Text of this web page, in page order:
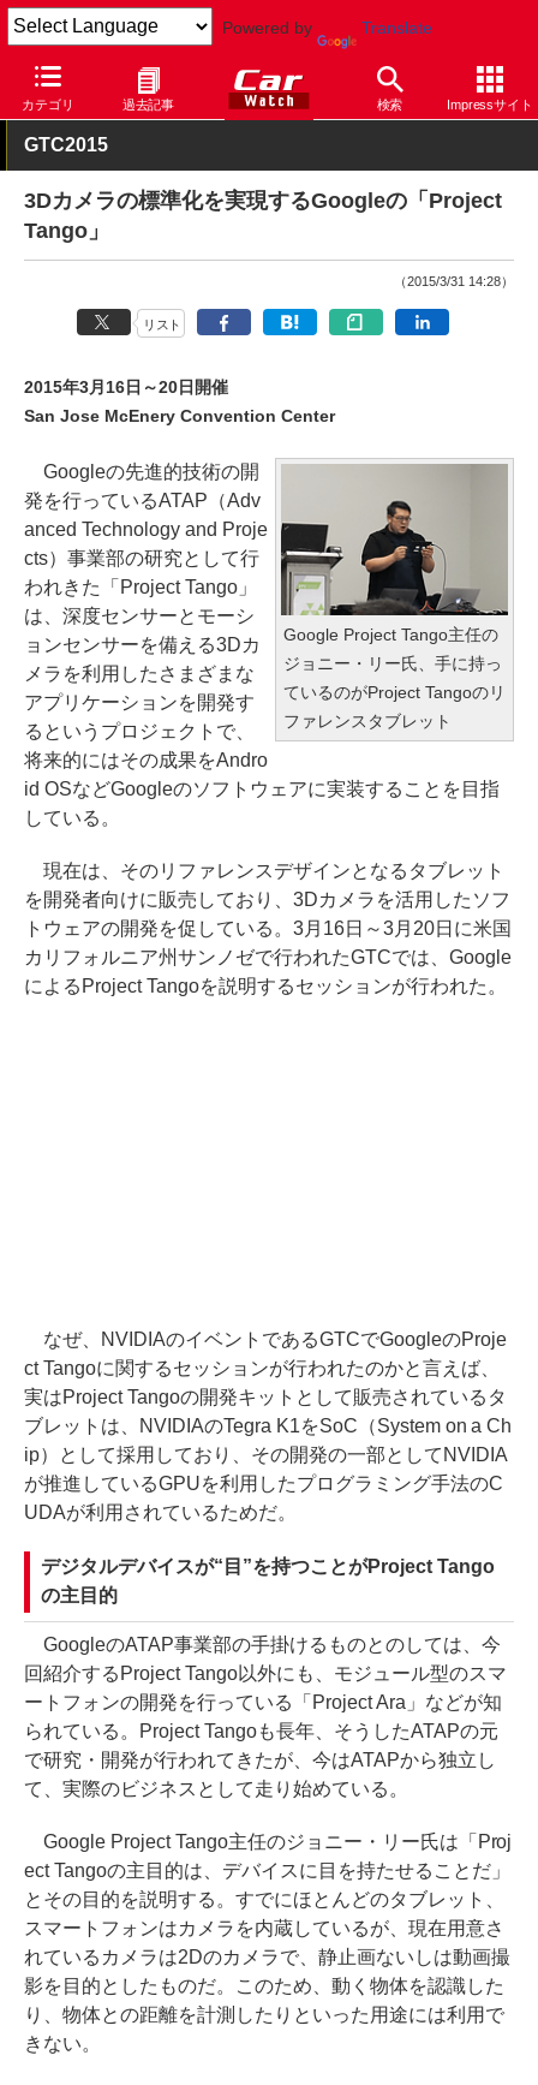
Powered by Translate
カテゴリ 過去記事 検索 Impressサイト
Car Watch 技術 その他
GTC2015
3Dカメラの標準化を実現するGoogleの「Project
Tango」
（2015/3/31 14:28）
リスト
2015年3月16日～20日開催
San Jose McEnery Convention Center
Google Project Tango主任の
ジョニー・リー氏、手に持っ
ているのがProject Tangoのリ
ファレンスタブレット
Googleの先進的技術の開
発を行っているATAP（Adv
anced Technology and Proje
cts）事業部の研究として行
われきた「Project Tango」
は、深度センサーとモーシ
ョンセンサーを備える3Dカ
メラを利用したさまざまな
アプリケーションを開発す
るというプロジェクトで、
将来的にはその成果をAndro
id OSなどGoogleのソフトウェアに実装することを目指
している。
現在は、そのリファレンスデザインとなるタブレット
を開発者向けに販売しており、3Dカメラを活用したソフ
トウェアの開発を促している。3月16日～3月20日に米国
カリフォルニア州サンノゼで行われたGTCでは、Google
によるProject Tangoを説明するセッションが行われた。
なぜ、NVIDIAのイベントであるGTCでGoogleのProje
ct Tangoに関するセッションが行われたのかと言えば、
実はProject Tangoの開発キットとして販売されているタ
ブレットは、NVIDIAのTegra K1をSoC（System on a Ch
ip）として採用しており、その開発の一部としてNVIDIA
が推進しているGPUを利用したプログラミング手法のC
UDAが利用されているためだ。
デジタルデバイスが“目”を持つことがProject Tango
の主目的
GoogleのATAP事業部の手掛けるものとのしては、今
回紹介するProject Tango以外にも、モジュール型のスマ
ートフォンの開発を行っている「Project Ara」などが知
られている。Project Tangoも長年、そうしたATAPの元
で研究・開発が行われてきたが、今はATAPから独立し
て、実際のビジネスとして走り始めている。
Google Project Tango主任のジョニー・リー氏は「Proj
ect Tangoの主目的は、デバイスに目を持たせることだ」
とその目的を説明する。すでにほとんどのタブレット、
スマートフォンはカメラを内蔵しているが、現在用意さ
れているカメラは2Dのカメラで、静止画ないしは動画撮
影を目的としたものだ。このため、動く物体を認識した
り、物体との距離を計測したりといった用途には利用で
きない。